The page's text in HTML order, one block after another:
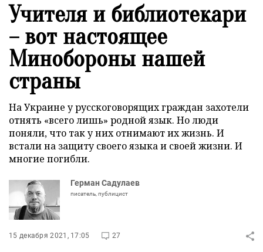
Учителя и библиотекари
– вот настоящее
Минобороны нашей
страны
На Украине у русскоговорящих граждан захотели
отнять «всего лишь» родной язык. Но люди
поняли, что так у них отнимают их жизнь. И
встали на защиту своего языка и своей жизни. И
многие погибли.
Герман Садулаев
писатель, публицист
15 декабря 2021, 17:05 27